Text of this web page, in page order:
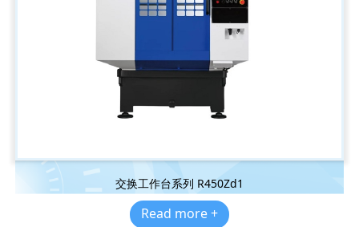
交换工作台系列 R450Zd1
Read more +